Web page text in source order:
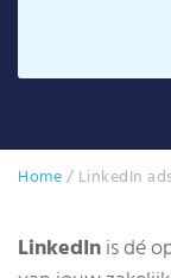
Home/ LinkedIn ads
LinkedInis dé